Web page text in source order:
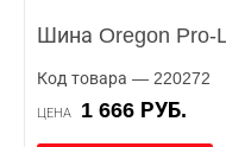
Шина Oregon Pro-
Код товара — 220272
ЦЕНА 1 666 РУБ.